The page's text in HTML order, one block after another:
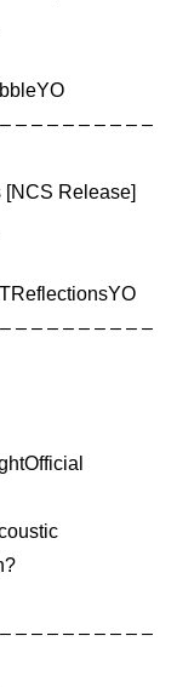
– – – – – – – – –
[NCS Release]
– – – – – – – – –
– – – – – – – – –